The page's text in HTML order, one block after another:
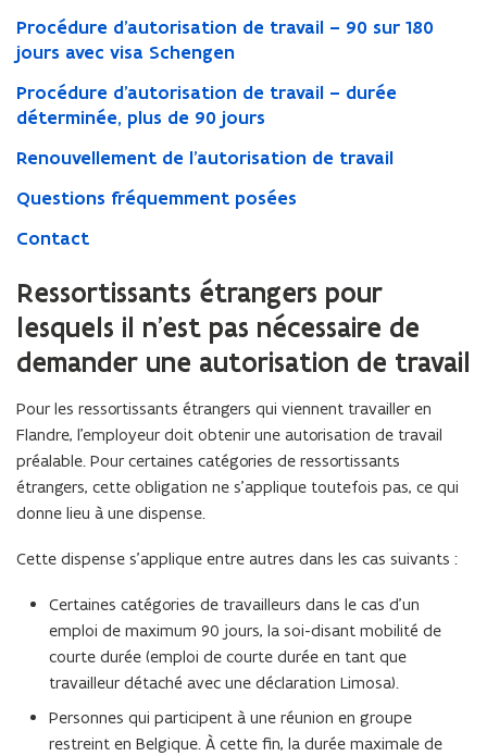
Procédure d’autorisation de travail – 90 sur 180
jours avec visa Schengen
Procédure d’autorisation de travail – durée
déterminée, plus de 90 jours
Renouvellement de l’autorisation de travail
Questions fréquemment posées
Contact
Ressortissants étrangers pour
lesquels il n’est pas nécessaire de
demander une autorisation de travail
Pour les ressortissants étrangers qui viennent travailler en
Flandre, l’employeur doit obtenir une autorisation de travail
préalable. Pour certaines catégories de ressortissants
étrangers, cette obligation ne s’applique toutefois pas, ce qui
donne lieu à une dispense.
Cette dispense s’applique entre autres dans les cas suivants :
Certaines catégories de travailleurs dans le cas d’un
emploi de maximum 90 jours, la soi-disant mobilité de
courte durée (emploi de courte durée en tant que
travailleur détaché avec une déclaration Limosa).
Personnes qui participent à une réunion en groupe
restreint en Belgique. À cette fin, la durée maximale de